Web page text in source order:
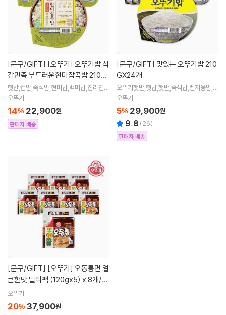
[문구/GIFT]
감만족 부드러운현미잡곡밥 210g
x 12개(1박스)
햇반,컵밥,즉석밥,현미밥,백미밥,진라면,
컵라면,짜장면,흑미밥
오뚜기
14% 22,900원
판매자 배송
[문구/GIFT]
GX24개
오뚜기햇반,햇밥,햇반,즉석밥,렌지용밥,H
MR,간편식,자취품,자취생
오뚜기
5% 29,900원
9.8 (26)
판매자 배송
[문구/GIFT]
큰한맛 멀티팩 (120gx5) x 8개/4
0봉
오뚜기
20% 37,900원